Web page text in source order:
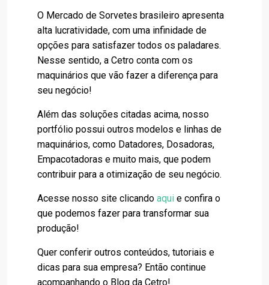
O Mercado de Sorvetes brasileiro apresenta
alta lucratividade, com uma infinidade de
opções para satisfazer todos os paladares.
Nesse sentido, a Cetro conta com os
maquinários que vão fazer a diferença para
seu negócio!
Além das soluções citadas acima, nosso
portfólio possui outros modelos e linhas de
maquinários, como Datadores, Dosadoras,
Empacotadoras e muito mais, que podem
contribuir para a otimização de seu negócio.
Acesse nosso site clicando aqui e confira o
que podemos fazer para transformar sua
produção!
Quer conferir outros conteúdos, tutoriais e
dicas para sua empresa? Então continue
acompanhando o Blog da Cetro!